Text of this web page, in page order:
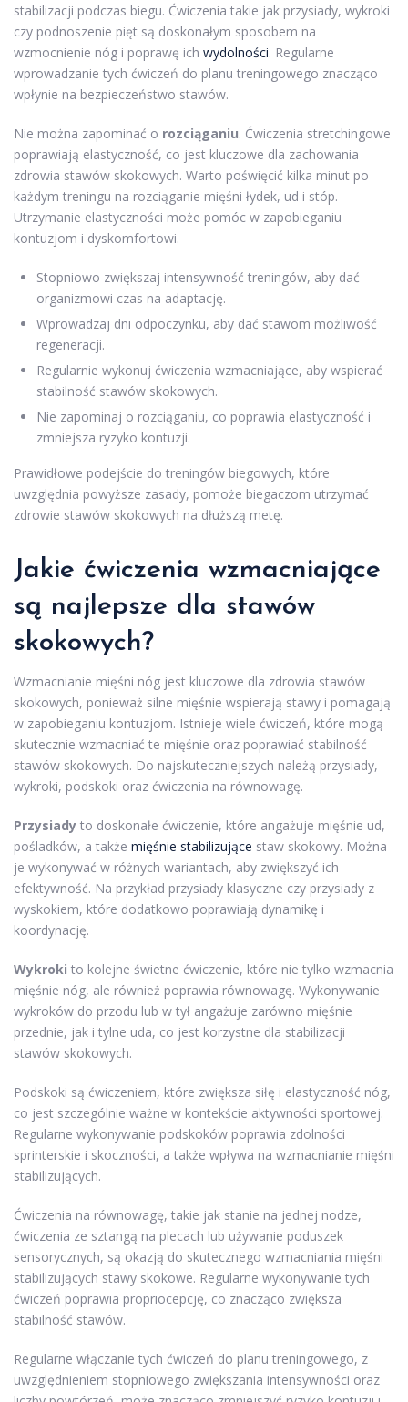
stabilizacji podczas biegu. Ćwiczenia takie jak przysiady, wykroki
czy podnoszenie pięt są doskonałym sposobem na
wzmocnienie nóg i poprawę ich wydolności. Regularne
wprowadzanie tych ćwiczeń do planu treningowego znacząco
wpłynie na bezpieczeństwo stawów.
Nie można zapominać o rozciąganiu. Ćwiczenia stretchingowe
poprawiają elastyczność, co jest kluczowe dla zachowania
zdrowia stawów skokowych. Warto poświęcić kilka minut po
każdym treningu na rozciąganie mięśni łydek, ud i stóp.
Utrzymanie elastyczności może pomóc w zapobieganiu
kontuzjom i dyskomfortowi.
Stopniowo zwiększaj intensywność treningów, aby dać
organizmowi czas na adaptację.
Wprowadzaj dni odpoczynku, aby dać stawom możliwość
regeneracji.
Regularnie wykonuj ćwiczenia wzmacniające, aby wspierać
stabilność stawów skokowych.
Nie zapominaj o rozciąganiu, co poprawia elastyczność i
zmniejsza ryzyko kontuzji.
Prawidłowe podejście do treningów biegowych, które
uwzględnia powyższe zasady, pomoże biegaczom utrzymać
zdrowie stawów skokowych na dłuższą metę.
Jakie ćwiczenia wzmacniające
są najlepsze dla stawów
skokowych?
Wzmacnianie mięśni nóg jest kluczowe dla zdrowia stawów
skokowych, ponieważ silne mięśnie wspierają stawy i pomagają
w zapobieganiu kontuzjom. Istnieje wiele ćwiczeń, które mogą
skutecznie wzmacniać te mięśnie oraz poprawiać stabilność
stawów skokowych. Do najskuteczniejszych należą przysiady,
wykroki, podskoki oraz ćwiczenia na równowagę.
Przysiady to doskonałe ćwiczenie, które angażuje mięśnie ud,
pośladków, a także mięśnie stabilizujące staw skokowy. Można
je wykonywać w różnych wariantach, aby zwiększyć ich
efektywność. Na przykład przysiady klasyczne czy przysiady z
wyskokiem, które dodatkowo poprawiają dynamikę i
koordynację.
Wykroki to kolejne świetne ćwiczenie, które nie tylko wzmacnia
mięśnie nóg, ale również poprawia równowagę. Wykonywanie
wykroków do przodu lub w tył angażuje zarówno mięśnie
przednie, jak i tylne uda, co jest korzystne dla stabilizacji
stawów skokowych.
Podskoki są ćwiczeniem, które zwiększa siłę i elastyczność nóg,
co jest szczególnie ważne w kontekście aktywności sportowej.
Regularne wykonywanie podskoków poprawia zdolności
sprinterskie i skoczności, a także wpływa na wzmacnianie mięśni
stabilizujących.
Ćwiczenia na równowagę, takie jak stanie na jednej nodze,
ćwiczenia ze sztangą na plecach lub używanie poduszek
sensorycznych, są okazją do skutecznego wzmacniania mięśni
stabilizujących stawy skokowe. Regularne wykonywanie tych
ćwiczeń poprawia propriocepcję, co znacząco zwiększa
stabilność stawów.
Regularne włączanie tych ćwiczeń do planu treningowego, z
uwzględnieniem stopniowego zwiększania intensywności oraz